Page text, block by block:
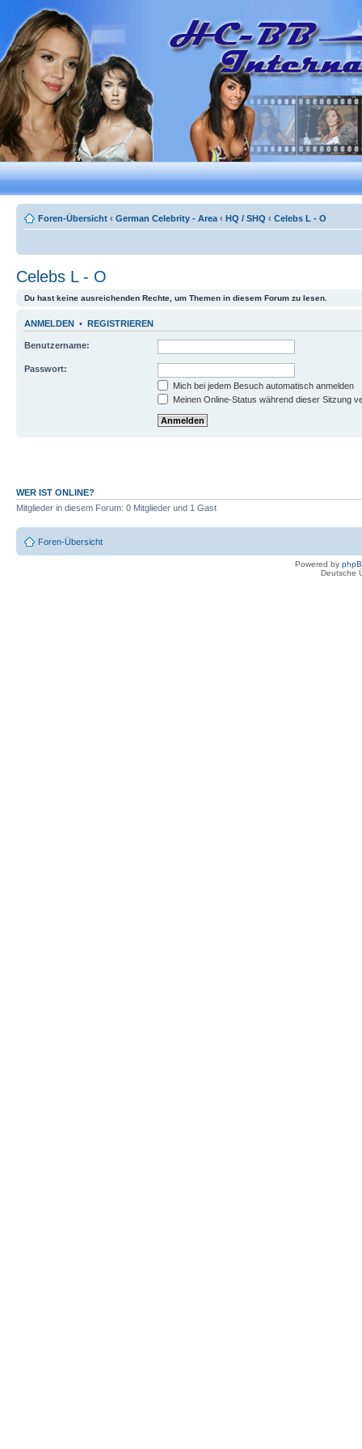
Foren-Übersicht ‹ German Celebrity - Area ‹ HQ / SHQ ‹ Celebs L - O
Celebs L - O
Du hast keine ausreichenden Rechte, um Themen in diesem Forum zu lesen.
ANMELDEN • REGISTRIEREN
Benutzername:
Passwort:
Mich bei jedem Besuch automatisch anmelden
Meinen Online-Status während dieser Sitzung
WER IST ONLINE?
Mitglieder in diesem Forum: 0 Mitglieder und 1 Gast
Foren-Übersicht
Powered by
Deutsche